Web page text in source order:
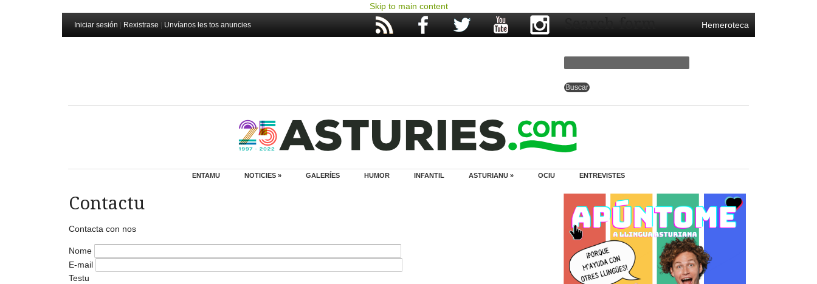
Skip to main content
Iniciar sesión Rexistrase Unvíanos les tos anuncies Hemeroteca
Search form
ENTAMU NOTICIES » GALERÍES HUMOR INFANTIL ASTURIANU » OCIU ENTREVISTES
Contactu
Contacta con nos
Nome
E-mail
Testu